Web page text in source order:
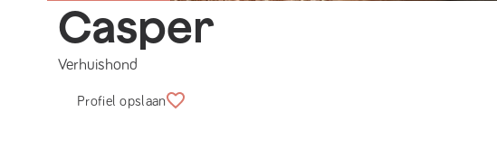
Casper
Verhuishond
Profiel opslaan